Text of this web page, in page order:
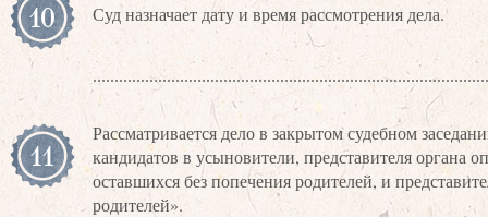
10 Суд назначает дату и время рассмотрения дела.
11
Рассматривается дело в закрытом судебном
кандидатов в усыновители, представителя органа
оставшихся без попечения родителей, и
родителей».